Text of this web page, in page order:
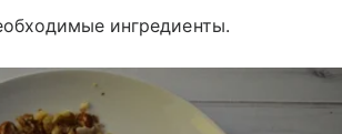
ингредиенты.